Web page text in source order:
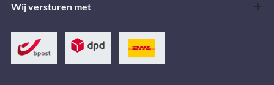
Wij versturen met